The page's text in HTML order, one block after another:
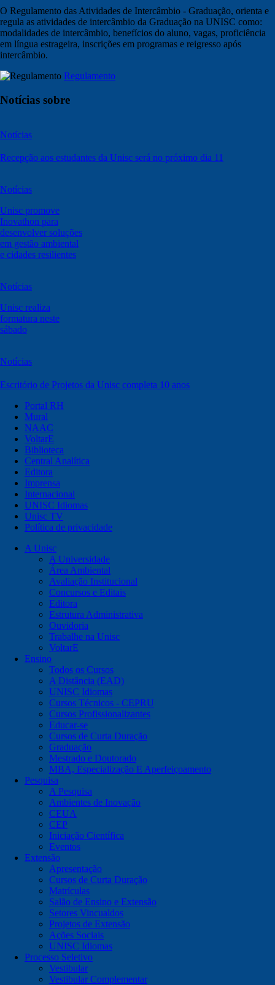
O Regulamento das Atividades de Intercâmbio - Graduação, orienta e
regula as atividades de intercâmbio da Graduação na UNISC como:
modalidades de intercâmbio, benefícios do aluno, vagas, proficiência
em língua estrageira, inscrições em programas e reigresso após
intercâmbio.
Regulamento
Notícias sobre
Notícias
Recepção aos estudantes da Unisc será no próximo dia 11
Notícias
Unisc promove
Inovathon para
desenvolver soluções
em gestão ambiental
e cidades resilientes
Notícias
Unisc realiza
formatura neste
sábado
Notícias
Escritório de Projetos da Unisc completa 10 anos
Portal RH
Mural
NAAC
VoltarE
Biblioteca
Central Analítica
Editora
Imprensa
Internacional
UNISC Idiomas
Unisc TV
Política de privacidade
A Unisc
A Universidade
Área Ambiental
Avaliação Institucional
Concursos e Editais
Editora
Estrutura Administrativa
Ouvidoria
Trabalhe na Unisc
VoltarE
Ensino
Todos os Cursos
A Distância (EAD)
UNISC Idiomas
Cursos Técnicos - CEPRU
Cursos Profissionalizantes
Educar-se
Cursos de Curta Duração
Graduação
Mestrado e Doutorado
MBA, Especialização E Aperfeiçoamento
Pesquisa
A Pesquisa
Ambientes de Inovação
CEUA
CEP
Iniciação Científica
Eventos
Extensão
Apresentação
Cursos de Curta Duração
Matrículas
Salão de Ensino e Extensão
Setores Vincualdos
Projetos de Extensão
Ações Sociais
UNISC Idiomas
Processo Seletivo
Vestibular
Vestibular Complementar